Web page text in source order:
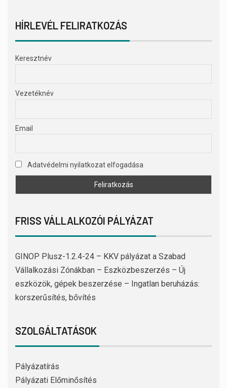
HÍRLEVÉL FELIRATKOZÁS
Keresztnév
Vezetéknév
Email
Adatvédelmi nyilatkozat elfogadása
FRISS VÁLLALKOZÓI PÁLYÁZAT
GINOP Plusz-1.2.4-24 – KKV pályázat a Szabad
Vállalkozási Zónákban – Eszközbeszerzés – Új
eszközök, gépek beszerzése – Ingatlan beruházás:
korszerűsítés, bővítés
SZOLGÁLTATÁSOK
Pályázatírás
Pályázati Előminősítés